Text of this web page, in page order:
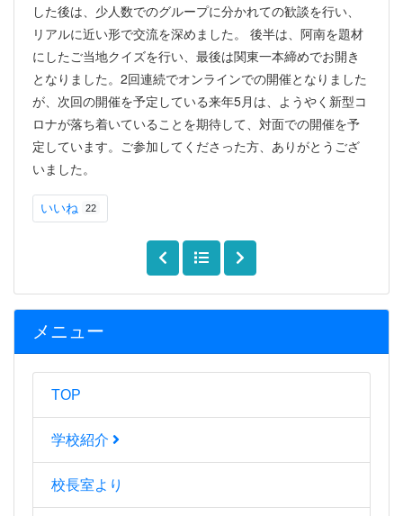
メニュー
TOP
学校紹介
校長室より
した後は、少人数でのグループに分かれての歓談を行い、
リアルに近い形で交流を深めました。 後半は、阿南を題材
にしたご当地クイズを行い、最後は関東一本締めでお開き
となりました。2回連続でオンラインでの開催となりました
が、次回の開催を予定している来年5月は、ようやく新型コ
ロナが落ち着いていることを期待して、対面での開催を予
定しています。ご参加してくださった方、ありがとうござ
いました。
いいね 22